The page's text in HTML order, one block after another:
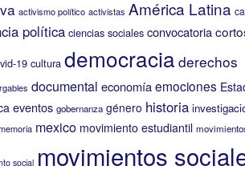
activismo político activistas América Latina
política ciencias sociales convocatoria
19 cultura democracia derechos
documental economíaemociones
eventos gobernanza género historia
mexico movimiento estudiantil
social movimientos